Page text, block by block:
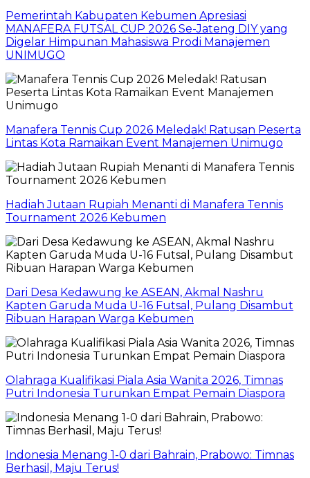
Pemerintah Kabupaten Kebumen Apresiasi
MANAFERA FUTSAL CUP 2026 Se-Jateng DIY yang
Digelar Himpunan Mahasiswa Prodi Manajemen
UNIMUGO
Manafera Tennis Cup 2026 Meledak! Ratusan Peserta
Lintas Kota Ramaikan Event Manajemen Unimugo
Hadiah Jutaan Rupiah Menanti di Manafera Tennis
Tournament 2026 Kebumen
Dari Desa Kedawung ke ASEAN, Akmal Nashru
Kapten Garuda Muda U-16 Futsal, Pulang Disambut
Ribuan Harapan Warga Kebumen
Olahraga Kualifikasi Piala Asia Wanita 2026, Timnas
Putri Indonesia Turunkan Empat Pemain Diaspora
Indonesia Menang 1-0 dari Bahrain, Prabowo: Timnas
Berhasil, Maju Terus!